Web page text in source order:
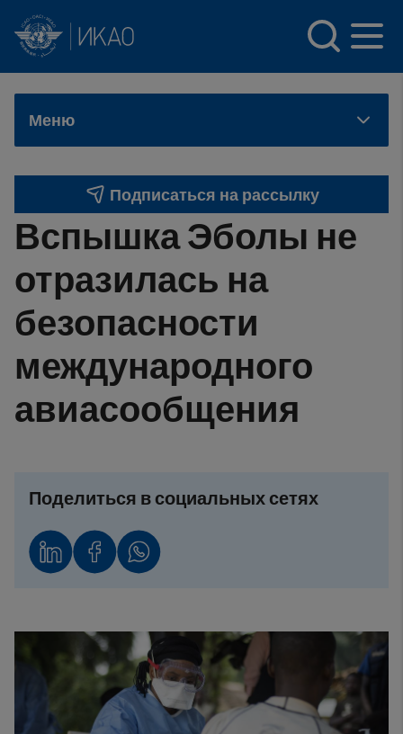
Меню
Подписаться на рассылку
Вспышка Эболы не
отразилась на
безопасности
международного
авиасообщения
Поделиться в социальных сетях